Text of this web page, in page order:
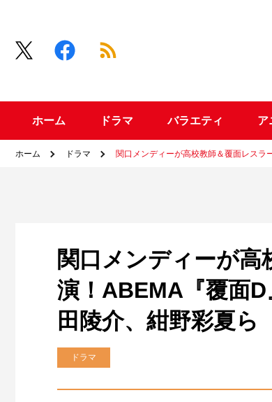
ホーム ドラマ バラエティ ア
ホーム ドラマ 関口メンディーが高校教師＆覆面レス
関口メンディーが
演！ABEMA『覆面
田陵介、紺野彩夏ら
ドラマ